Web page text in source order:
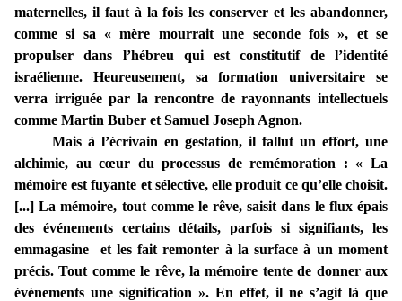
maternelles, il faut à la fois les conserver et les abandonner,
comme si sa « mère mourrait une seconde fois », et se
propulser dans l’hébreu qui est constitutif de l’identité
israélienne. Heureusement, sa formation universitaire se
verra irriguée par la rencontre de rayonnants intellectuels
comme Martin Buber et Samuel Joseph Agnon.
Mais à l’écrivain en gestation, il fallut un effort, une
alchimie, au cœur du processus de remémoration : « La
mémoire est fuyante et sélective, elle produit ce qu’elle choisit.
[...] La mémoire, tout comme le rêve, saisit dans le flux épais
des événements certains détails, parfois si signifiants, les
emmagasine et les fait remonter à la surface à un moment
précis. Tout comme le rêve, la mémoire tente de donner aux
événements une signification ». En effet, il ne s’agit là que